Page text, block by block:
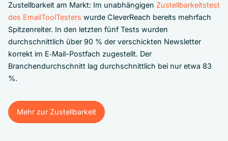
Zustellbarkeit am Markt: Im unabhängigen Zustellbarkeitstest
des EmailToolTesters wurde CleverReach bereits mehrfach
Spitzenreiter. In den letzten fünf Tests wurden
durchschnittlich über 90 % der verschickten Newsletter
korrekt im E‑Mail-Postfach zugestellt. Der
Branchendurchschnitt lag durchschnittlich bei nur etwa 83
%.
Mehr zur Zustellbarkeit
Mehr zur Zustellbarkeit